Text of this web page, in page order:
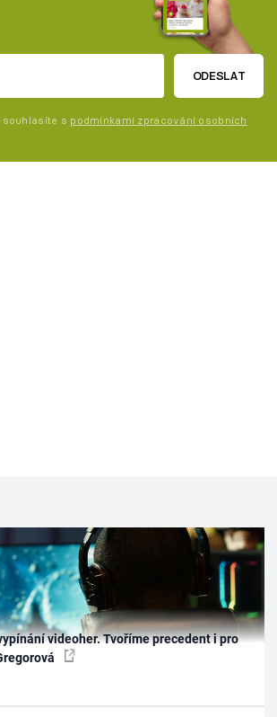
ODESLAT
souhlasíte s podmínkami zpracování osobních
videoher. Tvoříme precedent i pro